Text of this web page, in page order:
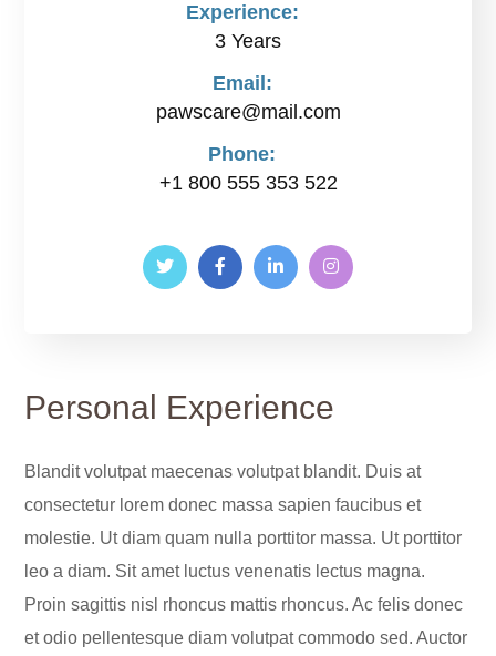
Experience:
3 Years
Email:
pawscare@mail.com
Phone:
+1 800 555 353 522
Personal Experience
Blandit volutpat maecenas volutpat blandit. Duis at
consectetur lorem donec massa sapien faucibus et
molestie. Ut diam quam nulla porttitor massa. Ut porttitor
leo a diam. Sit amet luctus venenatis lectus magna.
Proin sagittis nisl rhoncus mattis rhoncus. Ac felis donec
et odio pellentesque diam volutpat commodo sed. Auctor